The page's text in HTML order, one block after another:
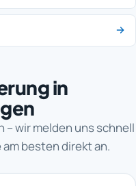
in
– wir melden uns schnell
besten direkt an.